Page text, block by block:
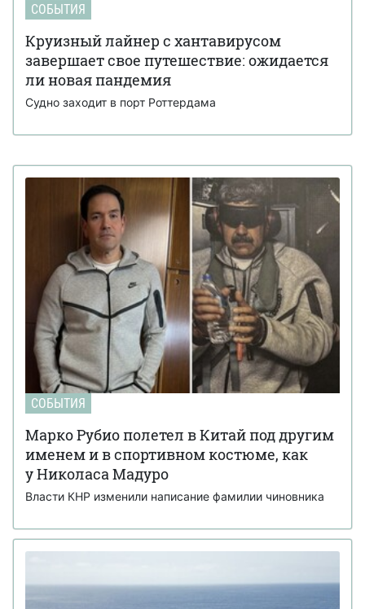
СОБЫТИЯ
Круизный лайнер с хантавирусом
завершает свое путешествие: ожидается
ли новая пандемия
Судно заходит в порт Роттердама
СОБЫТИЯ
Марко Рубио полетел в Китай под другим
именем и в спортивном костюме, как
у Николаса Мадуро
Власти КНР изменили написание фамилии чиновника